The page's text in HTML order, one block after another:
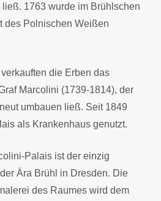
1763 wurde im Brühlschen
des Polnischen Weißen
die Erben das
Marcolini (1739-1814), der
umbauen ließ. Seit 1849
als Krankenhaus genutzt.
Palais ist der einzig
Ära Brühl in Dresden. Die
des Raumes wird dem